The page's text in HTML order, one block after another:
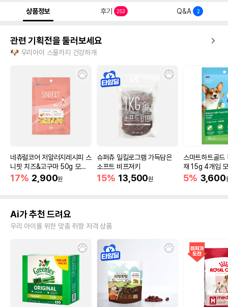
상품정보 후기 253 Q&A 2
관련 기획전을 둘러보세요
🐶 우리아이 스물까지 건강하개
네츄럴코어 저알러지레시피 스
니핏 치즈&고구마 50g 모아
보기
17% 2,900원
슈퍼츄 일킬로그램 가득담은
소프트 비프져키
15% 13,500원
스마트하트골드
채 15g 4개입
5% 3,600
Ai가 추천 드려요
우리 아이를 위한 맞춤 취향 저격 상품